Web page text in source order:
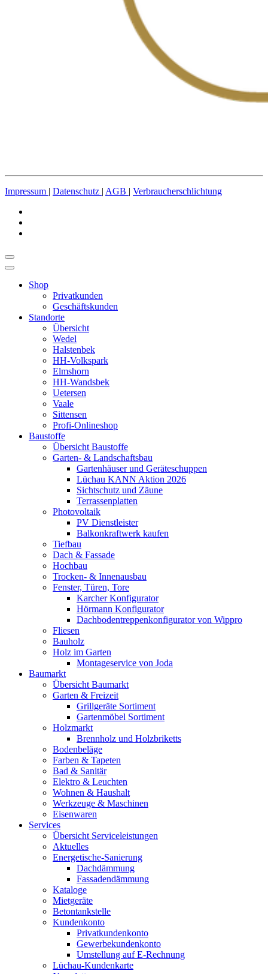
Impressum | Datenschutz | AGB | Verbraucherschlichtung
Shop
Privatkunden
Geschäftskunden
Standorte
Übersicht
Wedel
Halstenbek
HH-Volkspark
Elmshorn
HH-Wandsbek
Uetersen
Vaale
Sittensen
Profi-Onlineshop
Baustoffe
Übersicht Baustoffe
Garten- & Landschaftsbau
Gartenhäuser und Geräteschuppen
Lüchau KANN Aktion 2026
Sichtschutz und Zäune
Terrassenplatten
Photovoltaik
PV Dienstleister
Balkonkraftwerk kaufen
Tiefbau
Dach & Fassade
Hochbau
Trocken- & Innenausbau
Fenster, Türen, Tore
Karcher Konfigurator
Hörmann Konfigurator
Dachbodentreppenkonfigurator von Wippro
Fliesen
Bauholz
Holz im Garten
Montageservice von Joda
Baumarkt
Übersicht Baumarkt
Garten & Freizeit
Grillgeräte Sortiment
Gartenmöbel Sortiment
Holzmarkt
Brennholz und Holzbriketts
Bodenbeläge
Farben & Tapeten
Bad & Sanitär
Elektro & Leuchten
Wohnen & Haushalt
Werkzeuge & Maschinen
Eisenwaren
Services
Übersicht Serviceleistungen
Aktuelles
Energetische-Sanierung
Dachdämmung
Fassadendämmung
Kataloge
Mietgeräte
Betontankstelle
Kundenkonto
Privatkundenkonto
Gewerbekundenkonto
Umstellung auf E-Rechnung
Lüchau-Kundenkarte